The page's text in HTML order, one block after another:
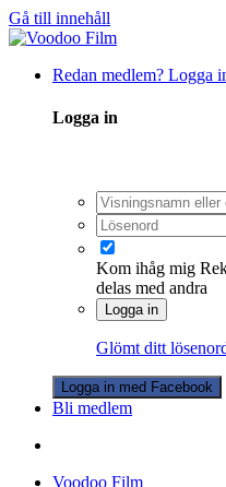
Gå till innehåll
Redan medlem? Logga
Logga in
Kom ihåg mig
delas med andra
Logga in
Glömt ditt
Logga in med Facebook
Bli medlem
Voodoo Film